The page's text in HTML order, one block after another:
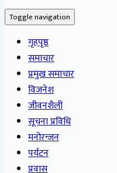
Toggle navigation
गृहपृष्ठ
समाचार
प्रमुख समाचार
विजनेश
जीवनशैली
सूचना प्रविधि
मनोरन्जन
पर्यटन
प्रवास